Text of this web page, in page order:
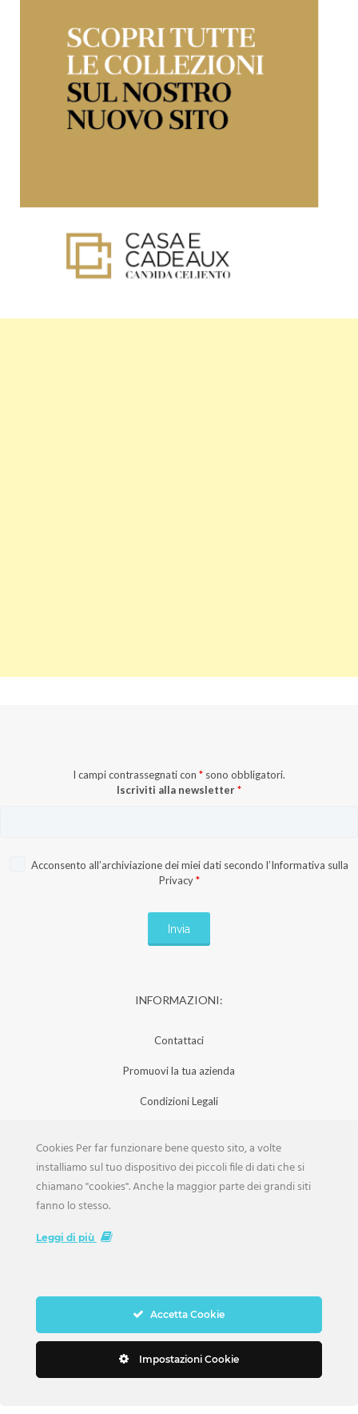
I campi contrassegnati con * sono obbligatori.
Iscriviti alla newsletter*
Acconsento all’archiviazione dei miei dati secondo l’Informativa sulla
Privacy *
INFORMAZIONI:
Contattaci
Promuovi la tua azienda
Condizioni Legali
Iscrizione Aziende
Scarica la Rivista
Cookies Per far funzionare bene questo sito, a volte
installiamo sul tuo dispositivo dei piccoli file di dati che si
chiamano "cookies". Anche la maggior parte dei grandi siti
fanno lo stesso.
Leggi di più
Accetta Cookie
Impostazioni Cookie